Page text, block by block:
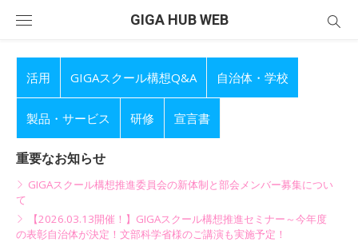
GIGA HUB WEB
活用 GIGAスクール構想Q&A 自治体・学校
製品・サービス 研修 宣言書
重要なお知らせ
GIGAスクール構想推進委員会の新体制と部会メンバー募集につい
て
【2026.03.13開催！】GIGAスクール構想推進セミナー～今年度
の表彰自治体が決定！文部科学省様のご講演も実施予定！